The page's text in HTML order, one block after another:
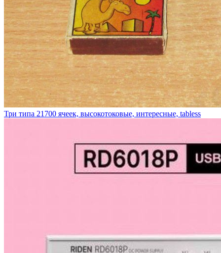
Три типа 21700 ячеек, высокотоковые, интересные, tabless